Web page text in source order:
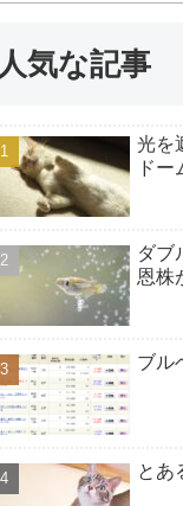
人気な記事
光を
ド
ダブ
恩株
ブル
とあ